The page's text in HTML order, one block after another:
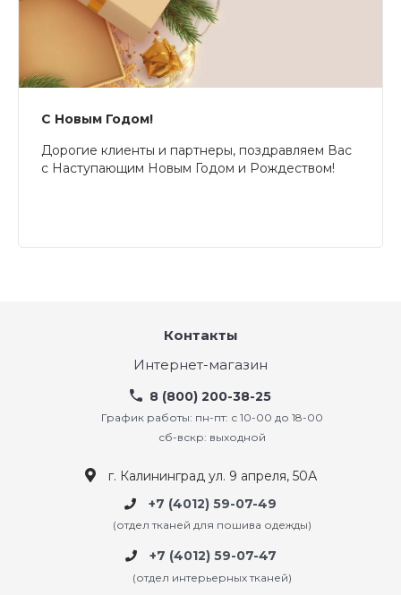
С Новым Годом!
Дорогие клиенты и партнеры, поздравляем Вас
с Наступающим Новым Годом и Рождеством!
Контакты
Интернет-магазин
8 (800) 200-38-25
График работы: пн-пт: с 10-00 до 18-00
сб-вскр: выходной
г. Калининград ул. 9 апреля, 50А
+7 (4012) 59-07-49
(отдел тканей для пошива одежды)
+7 (4012) 59-07-47
(отдел интерьерных тканей)